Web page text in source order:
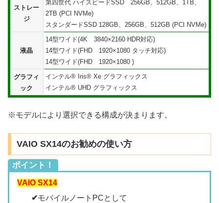
ストレー
ジ
第四世代 ハイスピードSSD 256GB、512GB、1TB、
2TB (PCI NVMe)
スタンダードSSD 128GB、256GB、512GB (PCI NVMe)
液晶
14型ワイド(4K 3840×2160 HDR対応)
14型ワイド(FHD 1920×1080 タッチ対応)
14型ワイド(FHD 1920×1080 )
グラフィ
ック
インテル® Iris® Xe グラフィックス
インテル® UHD グラフィックス
※モデルにより選択できる構成が決まります。
VAIO SX14のお勧めの使い方
ポイント！
VAIO SX14
✔モバイルノートPCとして